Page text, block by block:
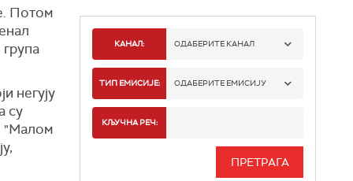
Потом
негују
су
"Малом
КАНАЛ: ОДАБЕРИТЕ КАНАЛ
РТС 1
РТС 3
ТИП ЕМИСИЈЕ: ОДАБЕРИТЕ ЕМИСИЈУ
КЉУЧНА РЕЧ: